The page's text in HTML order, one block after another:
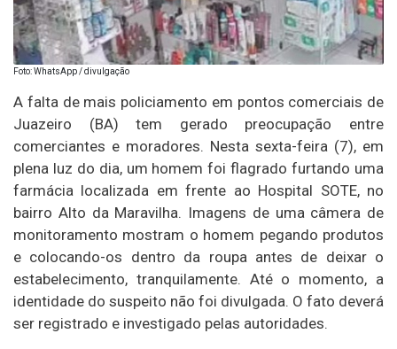
Foto: WhatsApp / divulgação
A falta de mais policiamento em pontos comerciais de
Juazeiro (BA) tem gerado preocupação entre
comerciantes e moradores. Nesta sexta-feira (7), em
plena luz do dia, um homem foi flagrado furtando uma
farmácia localizada em frente ao Hospital SOTE, no
bairro Alto da Maravilha. Imagens de uma câmera de
monitoramento mostram o homem pegando produtos
e colocando-os dentro da roupa antes de deixar o
estabelecimento, tranquilamente. Até o momento, a
identidade do suspeito não foi divulgada. O fato deverá
ser registrado e investigado pelas autoridades.